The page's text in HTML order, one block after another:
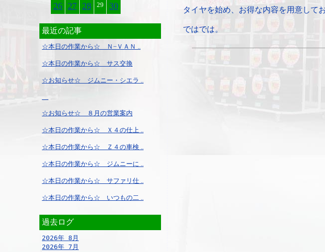
26 27 28 29 30
最近の記事
☆本日の作業から☆ Ｎ−ＶＡＮ ..
☆本日の作業から☆ サス交換
☆お知らせ☆ ジムニー・シエラ ..
☆お知らせ☆ ８月の営業案内
☆本日の作業から☆ Ｘ４の仕上 ..
☆本日の作業から☆ Ｚ４の車検 ..
☆本日の作業から☆ ジムニーに ..
☆本日の作業から☆ サファリ仕 ..
☆本日の作業から☆ いつもの二 ..
過去ログ
2026年 8月
2026年 7月
タイヤを始め、お得な内容を用意して
ではでは。